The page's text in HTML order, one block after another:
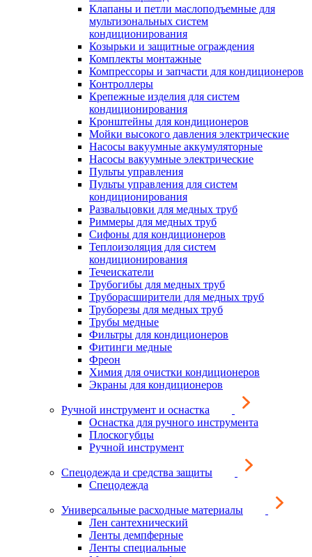
Клапаны и петли маслоподъемные для
мультизональных систем
кондиционирования
Козырьки и защитные ограждения
Комплекты монтажные
Компрессоры и запчасти для кондиционеров
Контроллеры
Крепежные изделия для систем
кондиционирования
Кронштейны для кондиционеров
Мойки высокого давления электрические
Насосы вакуумные аккумуляторные
Насосы вакуумные электрические
Пульты управления
Пульты управления для систем
кондиционирования
Развальцовки для медных труб
Риммеры для медных труб
Сифоны для кондиционеров
Теплоизоляция для систем
кондиционирования
Течеискатели
Трубогибы для медных труб
Труборасширители для медных труб
Труборезы для медных труб
Трубы медные
Фильтры для кондиционеров
Фитинги медные
Фреон
Химия для очистки кондиционеров
Экраны для кондиционеров
Ручной инструмент и оснастка
Оснастка для ручного инструмента
Плоскогубцы
Ручной инструмент
Спецодежда и средства защиты
Спецодежда
Универсальные расходные материалы
Лен сантехнический
Ленты демпферные
Ленты специальные